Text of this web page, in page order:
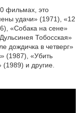
фильмах, это
удачи» (1971), «12
«Собака на сене»
Тобосская»
дождичка в четверг»
(1987), «Убить
и другие.